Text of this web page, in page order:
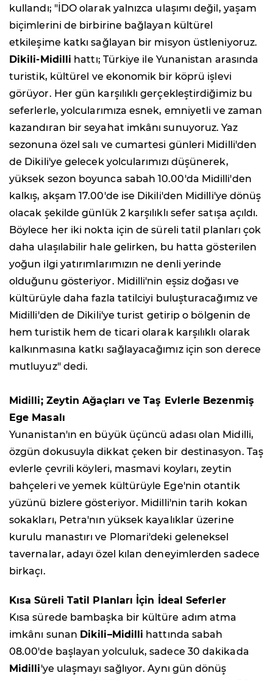
kullandı; "İDO olarak yalnızca ulaşımı değil, yaşam
biçimlerini de birbirine bağlayan kültürel
etkileşime katkı sağlayan bir misyon üstleniyoruz.
Dikili-Midilli hattı; Türkiye ile Yunanistan arasında
turistik, kültürel ve ekonomik bir köprü işlevi
görüyor. Her gün karşılıklı gerçekleştirdiğimiz bu
seferlerle, yolcularımıza esnek, emniyetli ve zaman
kazandıran bir seyahat imkânı sunuyoruz. Yaz
sezonuna özel salı ve cumartesi günleri Midilli'den
de Dikili'ye gelecek yolcularımızı düşünerek,
yüksek sezon boyunca sabah 10.00'da Midilli'den
kalkış, akşam 17.00'de ise Dikili'den Midilli'ye dönüş
olacak şekilde günlük 2 karşılıklı sefer satışa açıldı.
Böylece her iki nokta için de süreli tatil planları çok
daha ulaşılabilir hale gelirken, bu hatta gösterilen
yoğun ilgi yatırımlarımızın ne denli yerinde
olduğunu gösteriyor. Midilli'nin eşsiz doğası ve
kültürüyle daha fazla tatilciyi buluşturacağımız ve
Midilli'den de Dikili'ye turist getirip o bölgenin de
hem turistik hem de ticari olarak karşılıklı olarak
kalkınmasına katkı sağlayacağımız için son derece
mutluyuz" dedi.
Midilli; Zeytin Ağaçları ve Taş Evlerle Bezenmiş
Ege Masalı
Yunanistan'ın en büyük üçüncü adası olan Midilli,
özgün dokusuyla dikkat çeken bir destinasyon. Taş
evlerle çevrili köyleri, masmavi koyları, zeytin
bahçeleri ve yemek kültürüyle Ege'nin otantik
yüzünü bizlere gösteriyor. Midilli'nin tarih kokan
sokakları, Petra'nın yüksek kayalıklar üzerine
kurulu manastırı ve Plomari'deki geleneksel
tavernalar, adayı özel kılan deneyimlerden sadece
birkaçı.
Kısa Süreli Tatil Planları İçin İdeal Seferler
Kısa sürede bambaşka bir kültüre adım atma
imkânı sunan Dikili–Midilli hattında sabah
08.00'de başlayan yolculuk, sadece 30 dakikada
Midilli'ye ulaşmayı sağlıyor. Aynı gün dönüş